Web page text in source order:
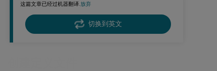
这篇文章已经过机器翻译.放弃
切换到英文